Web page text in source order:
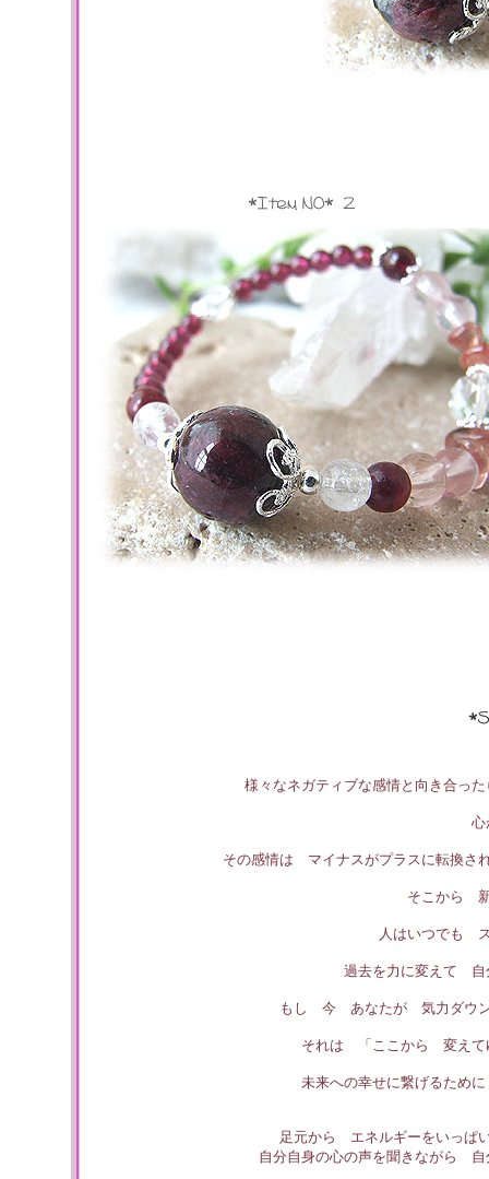
様々なネガティブな感情と向き合
心
その感情は マイナスがプラスに転換さ
そこから
人はいつでも
過去を力に変えて 自
もし 今 あなたが 気力ダウン
それは 「ここから 変えて
未来への幸せに繋げるため
足元から エネルギーをいっぱ
自分自身の心の声を聞きながら 自